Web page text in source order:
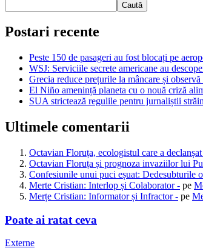
Caută
Postari recente
Peste 150 de pasageri au fost blocați pe
WSJ: Serviciile secrete americane au
Grecia reduce prețurile la mâncare și
El Niño amenință planeta cu o nouă criză
SUA strictează regulile pentru jurnaliștii
Ultimele comentarii
Octavian Floruța, ecologistul care a
Octavian Floruța și prognoza invaziilor lui
Confesiunile unui puci eșuat: Dedesubturile
Merte Cristian: Interlop și Colaborator - pe
Merțe Cristian: Informator și Infractor - pe
Poate ai ratat ceva
Externe